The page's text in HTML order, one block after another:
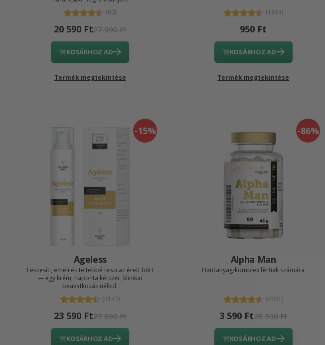
(60)
20 590 Ft27 990 Ft
KOSÁRHOZ AD
Termék megtekintése
(1813)
950 Ft
KOSÁRHOZ AD
Termék megtekintése
-15%
Ageless
Feszesíti, emeli és teltebbé teszi az érett bőrt
— egy krém, naponta kétszer, klinikai
beavatkozás nélkül.
(2147)
23 590 Ft27 890 Ft
KOSÁRHOZ AD
-86%
Alpha Man
Hatóanyag-komplex férfiak számára
(2031)
3 590 Ft26 590 Ft
KOSÁRHOZ AD